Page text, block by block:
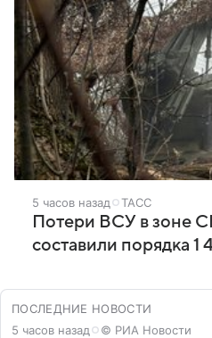
5 часов назад ТАСС
Потери ВСУ в зоне
составили порядка 1
ПОСЛЕДНИЕ НОВОСТИ
5 часов назад
© РИА Новости